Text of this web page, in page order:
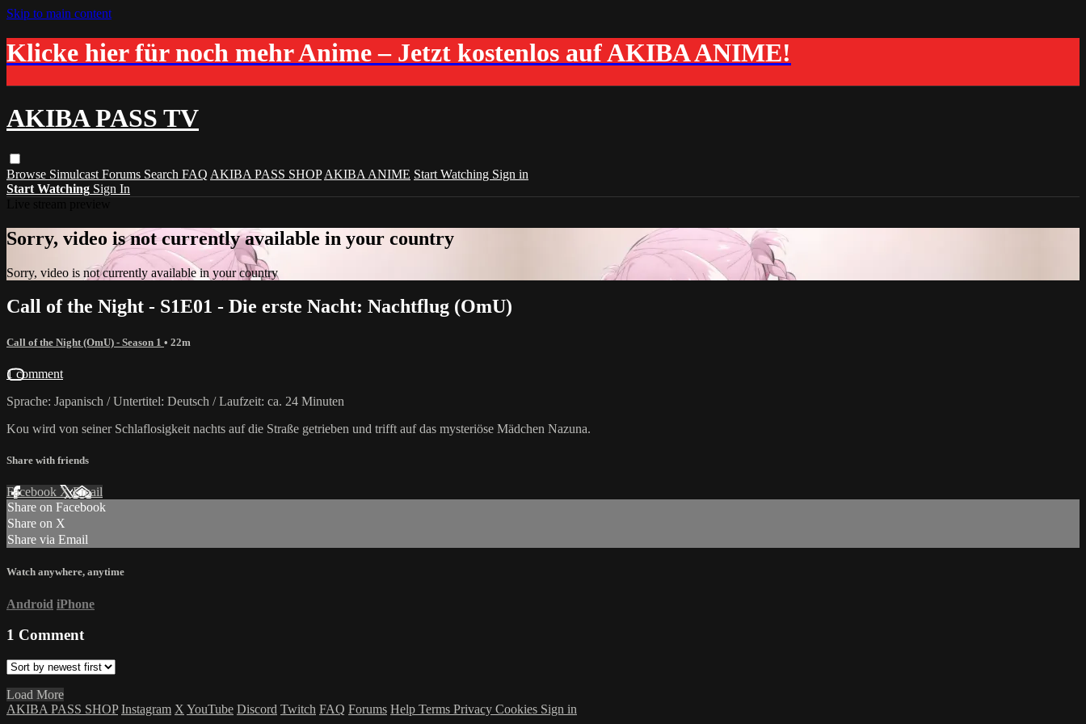
Skip to main content
Klicke hier für noch mehr Anime – Jetzt kostenlos auf AKIBA ANIME!
AKIBA PASS TV
Browse Simulcast Forums Search FAQ AKIBA PASS SHOP AKIBA ANIME Start Watching Sign in
Start Watching Sign In
Sorry, video is not currently available in your country
Sorry, video is not currently available in your country
Call of the Night - S1E01 - Die erste Nacht: Nachtflug (OmU)
Call of the Night (OmU) - Season 1 • 22m
1 comment
Sprache: Japanisch / Untertitel: Deutsch / Laufzeit: ca. 24 Minuten
Kou wird von seiner Schlaflosigkeit nachts auf die Straße getrieben und trifft auf das mysteriöse Mädchen Nazuna.
Share with friends
Facebook XEmail
Share on Facebook
Share on X
Share via Email
Watch anywhere, anytime
Android iPhone
1 Comment
Load More
AKIBA PASS SHOP Instagram X YouTube Discord Twitch FAQ Forums Help Terms Privacy Cookies Sign in